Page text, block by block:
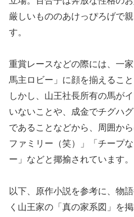
厳しいもののあけっぴろげで
す。
重賞レースなどの際には、一
馬主ロビー」に顔を揃えること
しかし、山王社長所有の馬が
いないことや、成金でチグハ
であることなどから、周囲か
ファミリー（笑）」「チープ
ー」などと揶揄されています。
以下、原作小説を参考に、物
く山王家の「真の家系図」を